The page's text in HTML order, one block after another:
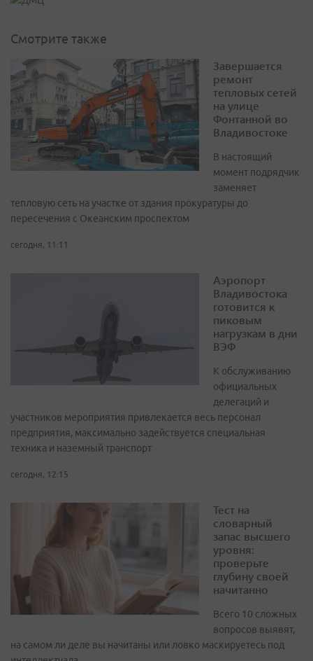
Смотрите также
Завершается
ремонт
тепловых сетей
на улице
Фонтанной во
Владивостоке
В настоящий
момент подрядчик
заменяет
тепловую сеть на участке от здания прокуратуры до
пересечения с Океанским проспектом
сегодня, 11:11
Аэропорт
Владивостока
готовится к
пиковым
нагрузкам в дни
ВЭФ
К обслуживанию
официальных
делегаций и
участников мероприятия привлекается весь персонал
предприятия, максимально задействуется специальная
техника и наземный транспорт
сегодня, 12:15
Тест на
словарный
запас высшего
уровня:
проверьте
глубину своей
начитанно
Всего 10 сложных
вопросов выявят,
на самом ли деле вы начитаны или ловко маскируетесь под